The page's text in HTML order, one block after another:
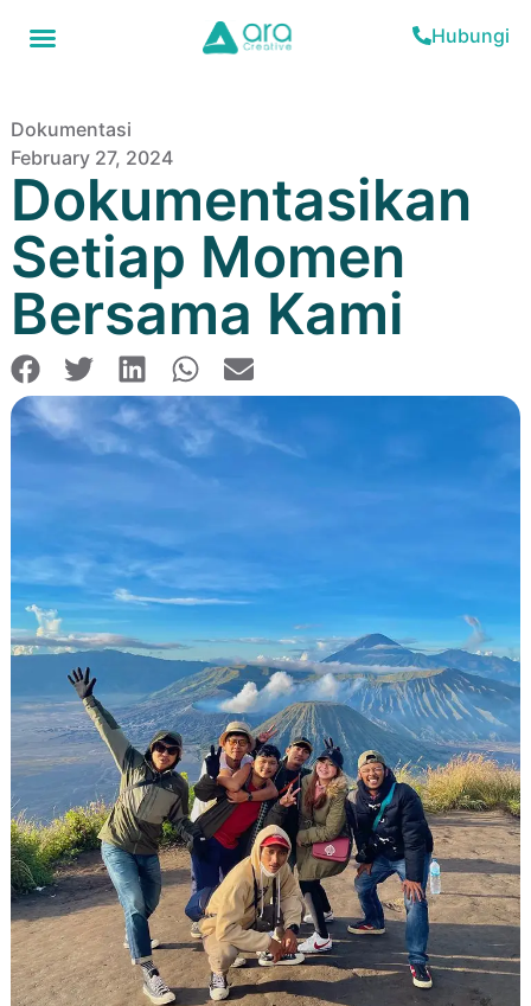
Hubungi
Dokumentasi
February 27, 2024
Dokumentasikan
Setiap Momen
Bersama Kami